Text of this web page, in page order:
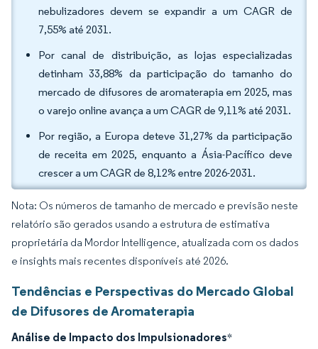
nebulizadores devem se expandir a um CAGR de
7,55% até 2031.
Por canal de distribuição, as lojas especializadas
detinham 33,88% da participação do tamanho do
mercado de difusores de aromaterapia em 2025, mas
o varejo online avança a um CAGR de 9,11% até 2031.
Por região, a Europa deteve 31,27% da participação
de receita em 2025, enquanto a Ásia-Pacífico deve
crescer a um CAGR de 8,12% entre 2026-2031.
Nota: Os números de tamanho de mercado e previsão neste
relatório são gerados usando a estrutura de estimativa
proprietária da Mordor Intelligence, atualizada com os dados
e insights mais recentes disponíveis até 2026.
Tendências e Perspectivas do Mercado Global
de Difusores de Aromaterapia
Análise de Impacto dos Impulsionadores*